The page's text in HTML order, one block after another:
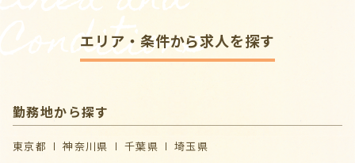
Conditions
エリア・条件から求人を探す
勤務地から探す
東京都 神奈川県 千葉県 埼玉県